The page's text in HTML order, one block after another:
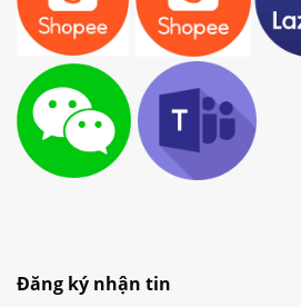
Đăng ký nhận tin